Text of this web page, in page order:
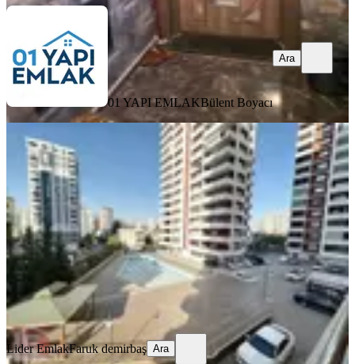
01 YAPI EMLAKBülent Boyacı
Ara
30 Bin Kira Getirili Havuz Güvenlik
Ful Yapılı Çok Geniş 1+1
Seyhan, Pınar Mahallesi
1+1·75 m²·1. Kat·07.08.2026
3.390.000 ₺
Lider EmlakFaruk demirbaş
Lider EmlakFaruk demirbaş Ara